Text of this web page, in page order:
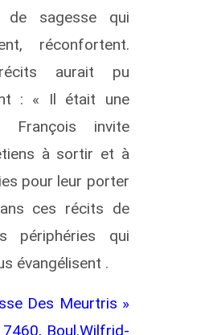
sagesse qui
réconfortent.
aurait pu
: « Il était une
invite
à sortir et à
pour leur porter
ces récits de
périphéries qui
évangélisent .
Des Meurtris »
Boul.Wilfrid-